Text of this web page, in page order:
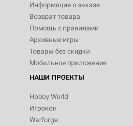
Информация о заказе
Возврат товара
Помощь с правилами
Архивные игры
Товары без скидки
Мобильное приложение
НАШИ ПРОЕКТЫ
Hobby World
Игрокон
Warforge